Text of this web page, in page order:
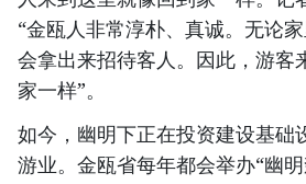
“金瓯人非常淳朴、真诚。无论
会拿出来招待客人。因此，游客
家一样”。
如今，幽明下正在投资建设基础
游业。金瓯省每年都会举办“幽